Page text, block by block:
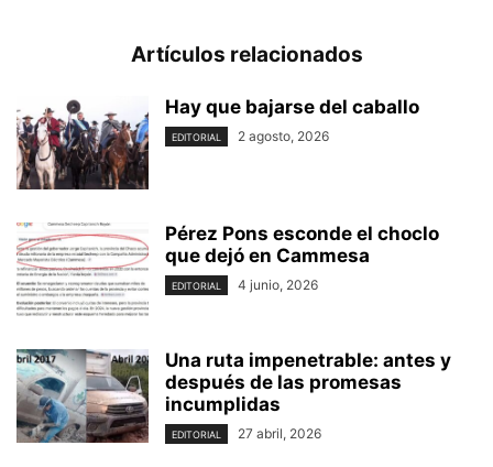
Artículos relacionados
Hay que bajarse del caballo
EDITORIAL 2 agosto, 2026
Pérez Pons esconde el choclo
que dejó en Cammesa
EDITORIAL 4 junio, 2026
Una ruta impenetrable: antes y
después de las promesas
incumplidas
EDITORIAL 27 abril, 2026